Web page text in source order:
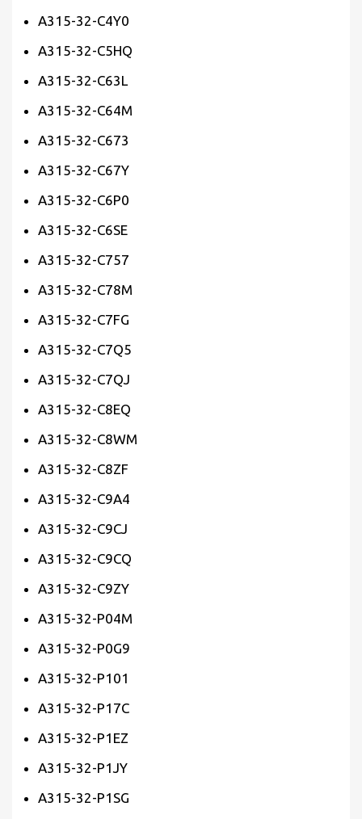
A315-32-C4Y0
A315-32-C5HQ
A315-32-C63L
A315-32-C64M
A315-32-C673
A315-32-C67Y
A315-32-C6P0
A315-32-C6SE
A315-32-C757
A315-32-C78M
A315-32-C7FG
A315-32-C7Q5
A315-32-C7QJ
A315-32-C8EQ
A315-32-C8WM
A315-32-C8ZF
A315-32-C9A4
A315-32-C9CJ
A315-32-C9CQ
A315-32-C9ZY
A315-32-P04M
A315-32-P0G9
A315-32-P101
A315-32-P17C
A315-32-P1EZ
A315-32-P1JY
A315-32-P1SG